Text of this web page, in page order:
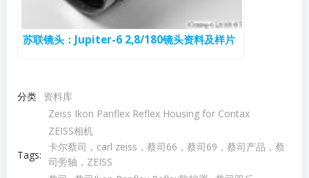
苏联镜头：Jupiter-6 2,8/180镜头资料及样片
分类 资料库
Tags:
Zeiss Ikon Panflex Reflex Housing for Contax
ZEISS相机
卡尔蔡司，carl zeiss，蔡司66，蔡司69，蔡司产品，蔡
司旁轴，ZEISS